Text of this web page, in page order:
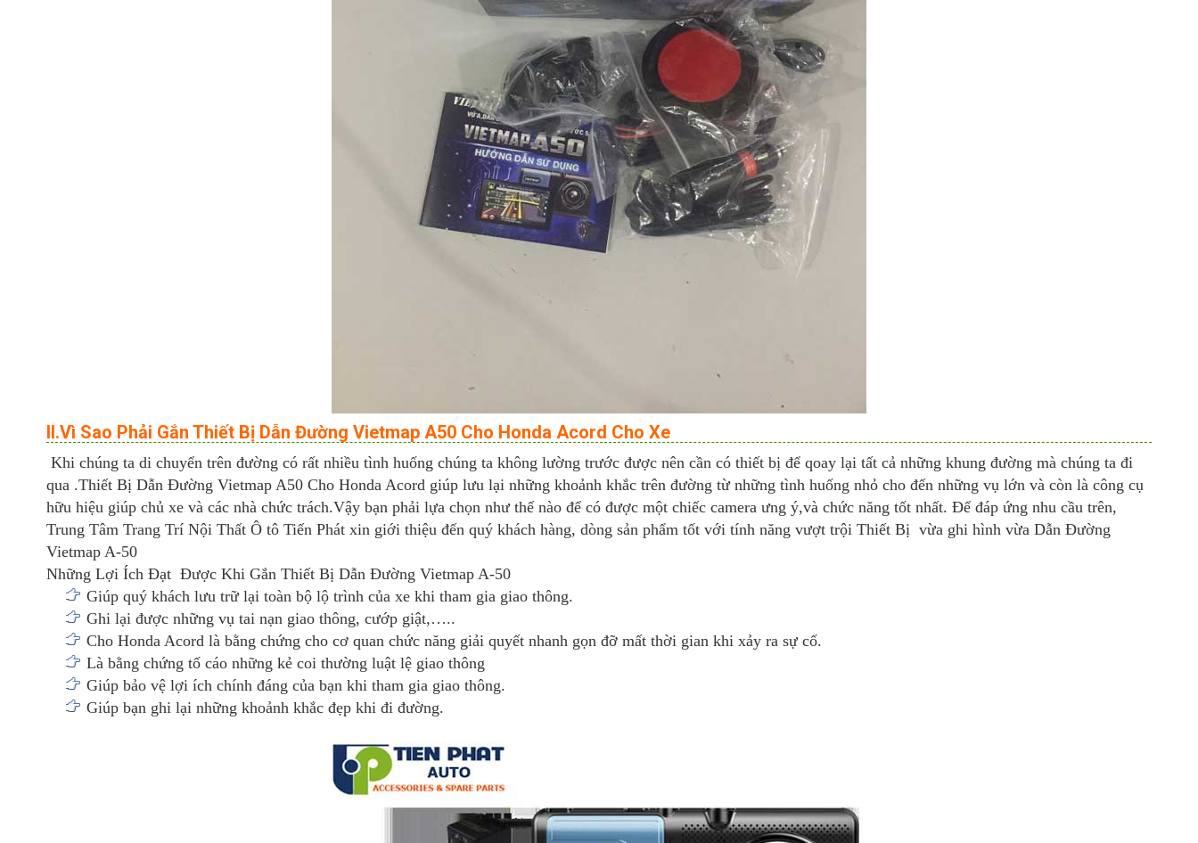
II.Vì Sao Phải Gắn Thiết Bị Dẫn Đường Vietmap A50 Cho Honda Acord Cho Xe
Khi chúng ta di chuyển trên đường có rất nhiều tình huống chúng ta không lường trước được nên cần có thiết bị để qoay lại tất cả những khung đường mà chúng ta đi
qua .Thiết Bị Dẫn Đường Vietmap A50 Cho Honda Acord giúp lưu lại những khoảnh khắc trên đường từ những tình huống nhỏ cho đến những vụ lớn và còn là công cụ
hữu hiệu giúp chủ xe và các nhà chức trách.Vậy bạn phải lựa chọn như thế nào để có được một chiếc camera ưng ý,và chức năng tốt nhất. Để đáp ứng nhu cầu trên,
Trung Tâm Trang Trí Nội Thất Ô tô Tiến Phát xin giới thiệu đến quý khách hàng, dòng sản phẩm tốt với tính năng vượt trội Thiết Bị vừa ghi hình vừa Dẫn Đường
Vietmap A-50
Những Lợi Ích Đạt Được Khi Gắn Thiết Bị Dẫn Đường Vietmap A-50
Giúp quý khách lưu trữ lại toàn bộ lộ trình của xe khi tham gia giao thông.
Ghi lại được những vụ tai nạn giao thông, cướp giật,…..
Cho Honda Acord là bằng chứng cho cơ quan chức năng giải quyết nhanh gọn đỡ mất thời gian khi xảy ra sự cố.
Là bằng chứng tố cáo những kẻ coi thường luật lệ giao thông
Giúp bảo vệ lợi ích chính đáng của bạn khi tham gia giao thông.
Giúp bạn ghi lại những khoảnh khắc đẹp khi đi đường.